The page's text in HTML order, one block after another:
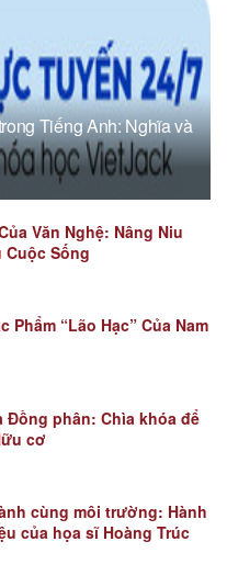
Tiếng Anh: Nghĩa và
Văn Nghệ: Nâng Niu
Cuộc Sống
Phẩm “Lão Hạc” Của Nam
Đồng phân: Chìa khóa để
cơ
cùng môi trường: Hành
của họa sĩ Hoàng Trúc